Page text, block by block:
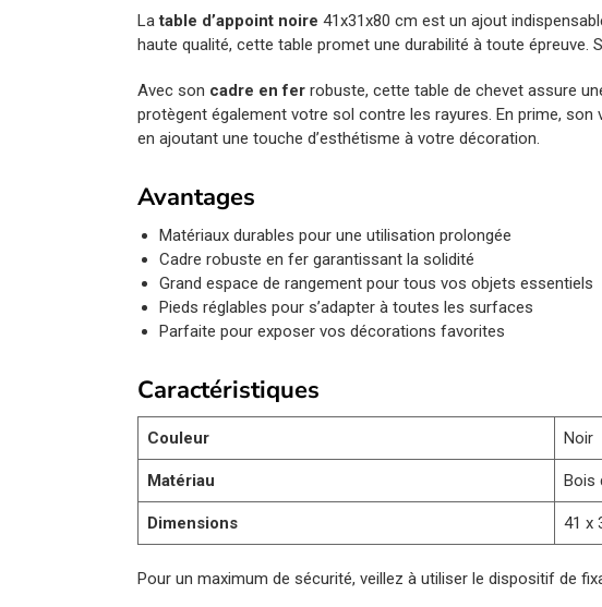
Latable d’appoint noire 41x31x80 cm est un ajout
haute qualité, cette table promet une durabilité à toute
Avec son cadre en fer robuste, cette table de chevet assure
protègent également votre sol contre les rayures. En prime,
en ajoutant une touche d’esthétisme à votre décoration.
Avantages
Matériaux durables pour une utilisation prolongée
Cadre robuste en fer garantissant la solidité
Grand espace de rangement pour tous vos objets essentiels
Pieds réglables pour s’adapter à toutes les surfaces
Parfaite pour exposer vos décorations favorites
Caractéristiques
Couleur Noir
Matériau Bois
Dimensions 41 x
Pour un maximum de sécurité, veillez à utiliser le dispositif de